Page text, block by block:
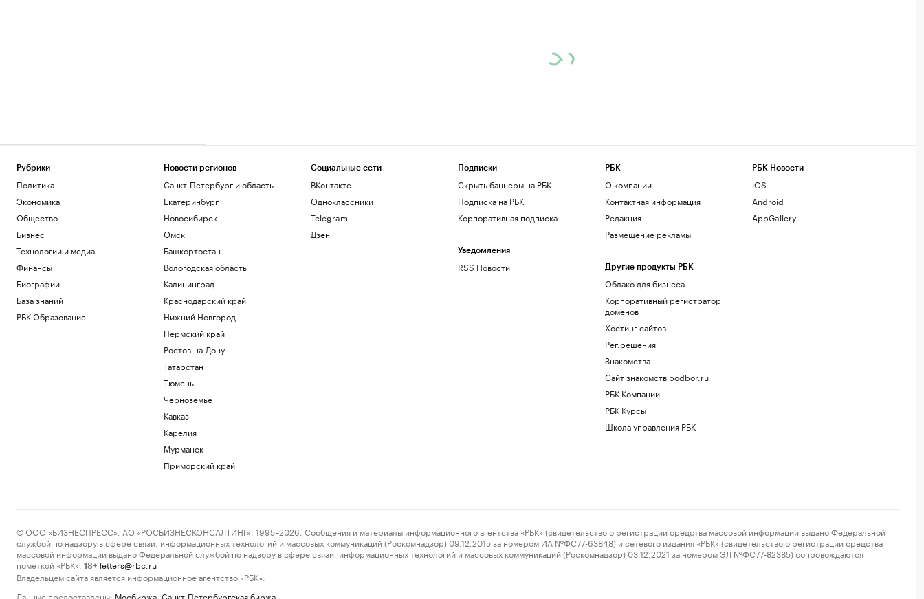
Рубрики
Политика
Экономика
Общество
Бизнес
Технологии и медиа
Финансы
Биографии
База знаний
РБК Образование
Новости регионов
Санкт-Петербург и область
Екатеринбург
Новосибирск
Омск
Башкортостан
Вологодская область
Калининград
Краснодарский край
Нижний Новгород
Пермский край
Ростов-на-Дону
Татарстан
Тюмень
Черноземье
Кавказ
Карелия
Мурманск
Приморский край
Социальные сети
ВКонтакте
Одноклассники
Telegram
Дзен
Подписки
Скрыть баннеры на РБК
Подписка на РБК
Корпоративная подписка
Уведомления
RSS Новости
РБК
О компании
Контактная информация
Редакция
Размещение рекламы
Другие продукты РБК
Облако для бизнеса
Корпоративный регистратор
доменов
Хостинг сайтов
Рег.решения
Знакомства
Сайт знакомств podbor.ru
РБК Компании
РБК Курсы
Школа управления РБК
РБК Новости
iOS
Android
AppGallery
© ООО «БИЗНЕСПРЕСС», АО «РОСБИЗНЕСКОНСАЛТИНГ», 1995–2026. Сообщения и материалы информационного агентства «РБК» (свидетельство о регистрации средства массовой информации выдано Федеральной
службой по надзору в сфере связи, информационных технологий и массовых коммуникаций (Роскомнадзор) 09.12.2015 за номером ИА №ФС77-63848) и сетевого издания «РБК» (свидетельство о регистрации средства
массовой информации выдано Федеральной службой по надзору в сфере связи, информационных технологий и массовых коммуникаций (Роскомнадзор) 03.12.2021 за номером ЭЛ №ФС77-82385) сопровождаются
пометкой «РБК».
18+ letters@rbc.ru
Владельцем сайта является информационное агентство «РБК».
Данные предоставлены: Мосбиржа Санкт-Петербургская биржа